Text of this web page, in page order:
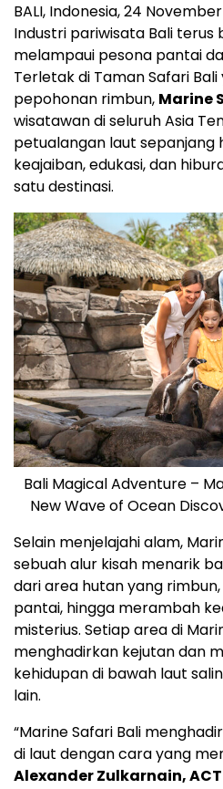
BALI, Indonesia,24
Industri pariwisata Bali terus
melampaui pesona pantai
Terletak di Taman Safari
pepohonan rimbun, Marine
wisatawan di seluruhAsia
petualangan laut sepanjang
keajaiban, edukasi, dan
satu destinasi.
Bali Magical Adventure –
New Wave of Ocean
Selain menjelajahi alam,
sebuah alur kisah menarik
dari area hutan yang
pantai, hingga merambah
misterius. Setiap area di
menghadirkan kejutan dan
kehidupan di bawah laut
lain.
“Marine Safari Bali
di laut dengan cara yang
Alexander Zulkarnain,